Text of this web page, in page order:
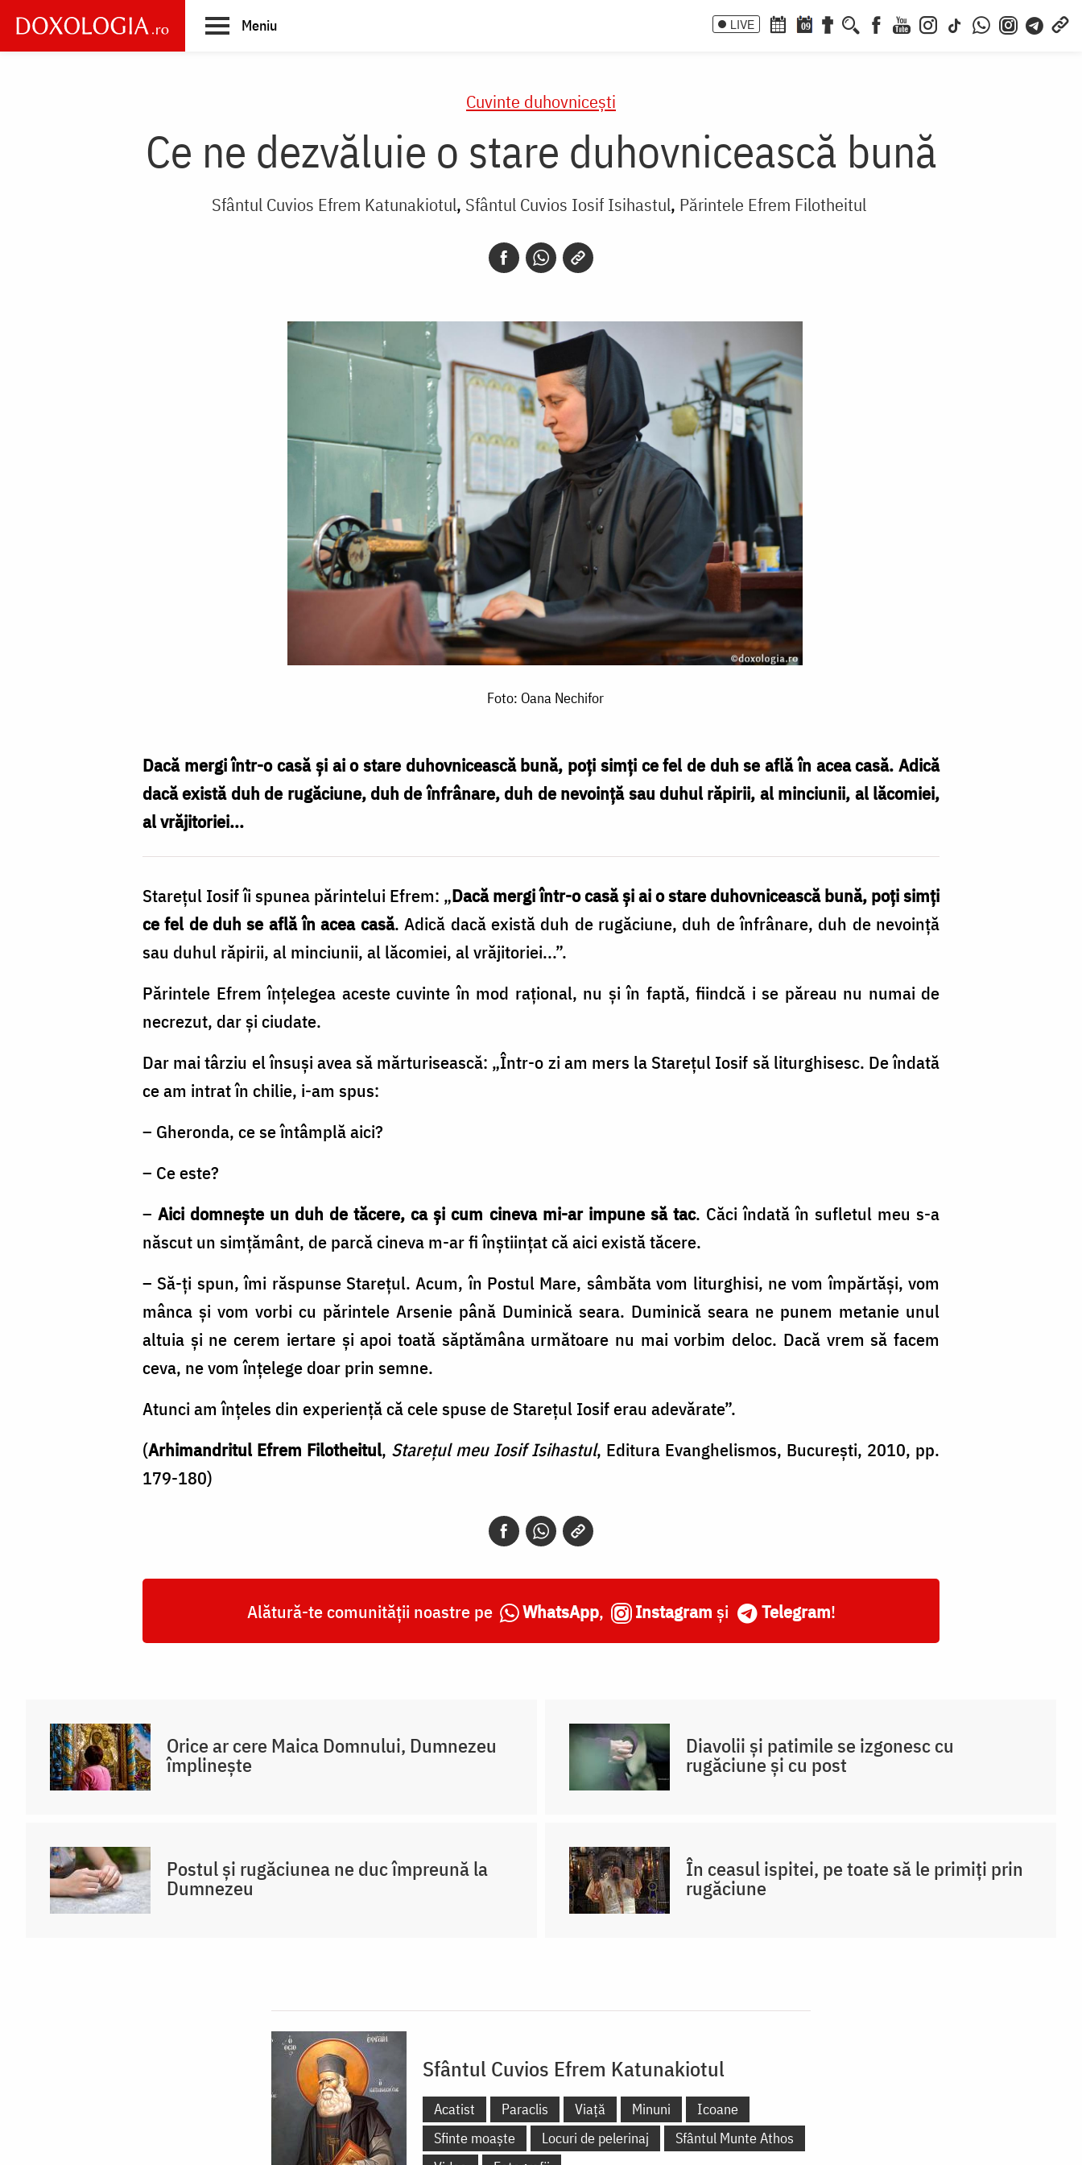
main
Meniu LIVE 09
Cuvinte duhovnicești
Ce ne dezvăluie o stare duhovnicească bună
Sfântul Cuvios Efrem Katunakiotul Sfântul Cuvios Iosif Isihastul Părintele Efrem Filotheitul
Foto: Oana Nechifor
Dacă mergi într-o casă și ai o stare duhovnicească bună, poți simți ce fel de duh se află în acea casă. Adică
dacă există duh de rugăciune, duh de înfrânare, duh de nevoință sau duhul răpirii, al minciunii, al lăcomiei,
al vrăjitoriei...
Starețul Iosif îi spunea părintelui Efrem: „Dacă mergi într-o casă și ai o stare duhovnicească bună, poți simți
ce fel de duh se află în acea casă. Adică dacă există duh de rugăciune, duh de înfrânare, duh de nevoință
sau duhul răpirii, al minciunii, al lăcomiei, al vrăjitoriei...”.
Părintele Efrem înțelegea aceste cuvinte în mod rațional, nu și în faptă, fiindcă i se păreau nu numai de
necrezut, dar și ciudate.
Dar mai târziu el însuși avea să mărturisească: „Într-o zi am mers la Starețul Iosif să liturghisesc. De îndată
ce am intrat în chilie, i-am spus:
– Gheronda, ce se întâmplă aici?
– Ce este?
–Aici domnește un duh de tăcere, ca și cum cineva mi-ar impune să tac. Căci îndată în sufletul meu s-a
născut un simță­mânt, de parcă cineva m-ar fi înștiințat că aici există tăcere.
– Să-ți spun, îmi răspunse Starețul. Acum, în Postul Mare, sâmbăta vom liturghisi, ne vom împărtăși, vom
mânca și vom vorbi cu părintele Arsenie până Duminică seara. Duminică seara ne punem metanie unul
altuia și ne cerem iertare și apoi toată săptămâna următoare nu mai vorbim deloc. Dacă vrem să facem
ceva, ne vom înțelege doar prin semne.
Atunci am înțeles din experiență că cele spuse de Starețul Iosif erau adevărate”.
(Arhimandritul Efrem Filotheitul, Starețul meu Iosif Isihastul, Editura Evanghelismos, București, 2010, pp.
179-180)
Alătură-te comunității noastre pe WhatsApp, Instagram și Telegram!
Orice ar cere Maica Domnului, Dumnezeu
împlinește
Diavolii și patimile se izgonesc cu
rugăciune și cu post
Postul și rugăciunea ne duc împreună la
Dumnezeu
În ceasul ispitei, pe toate să le primiți prin
rugăciune
Sfântul Cuvios Efrem Katunakiotul
Acatist Paraclis Viață Minuni
Icoane
Sfinte moaște
Locuri de pelerinaj
Sfântul Munte Athos